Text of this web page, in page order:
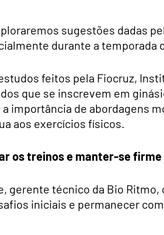
sugestões dadas
durante a temporada
feitos pela Fiocruz,
que se inscrevem em
importância de abordagens
aos exercícios físicos.
os treinos e manter-se firme
gerente técnico da Bio
iniciais e permanecer